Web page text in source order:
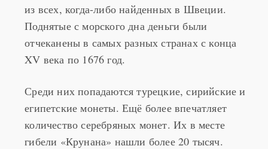
из всех, когда-либо найденных в Швеции.
Поднятые с морского дна деньги были
отчеканены в самых разных странах с конца
XV века по 1676 год.
Среди них попадаются турецкие, сирийские и
египетские монеты. Ещё более впечатляет
количество серебряных монет. Их в месте
гибели «Крунана» нашли более 20 тысяч.